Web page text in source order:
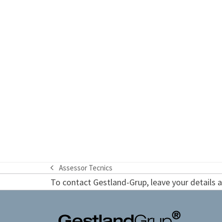
previous
post:
Assessor Tecnics
To contact Gestland-Grup, leave your details